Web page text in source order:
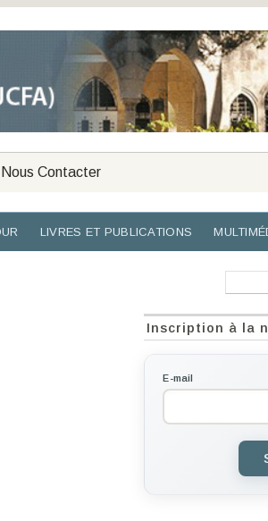
Nous Contacter
LIVRES ET PUBLICATIONS
Inscription à la
E-mail